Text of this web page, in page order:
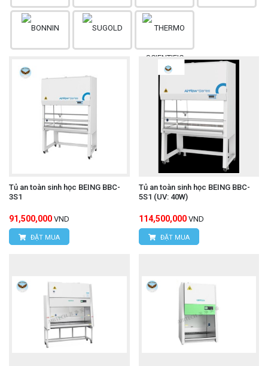
Tủ an toàn sinh học BEING BBC-
3S1
91,500,000 VND
ĐẶT MUA
Tủ an toàn sinh học BEING BBC-
5S1 (UV: 40W)
114,500,000 VND
ĐẶT MUA